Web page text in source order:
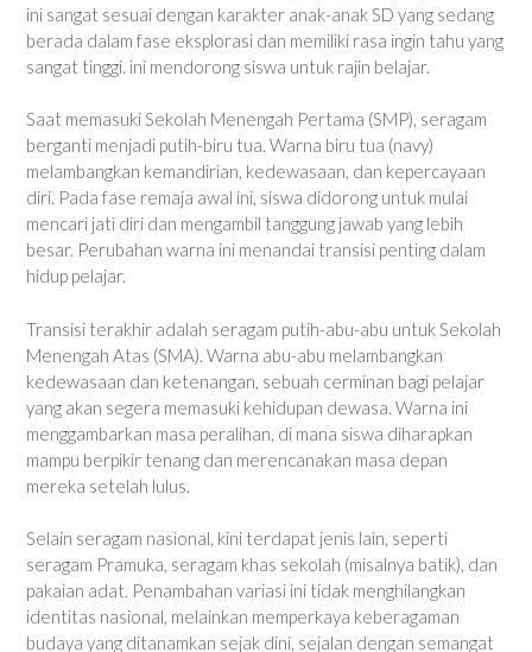
ini sangat sesuai dengan karakter anak-anak SD yang sedang
berada dalam fase eksplorasi dan memiliki rasa ingin tahu yang
sangat tinggi. ini mendorong siswa untuk rajin belajar.
Saat memasuki Sekolah Menengah Pertama (SMP), seragam
berganti menjadi putih-biru tua. Warna biru tua (navy)
melambangkan kemandirian, kedewasaan, dan kepercayaan
diri. Pada fase remaja awal ini, siswa didorong untuk mulai
mencari jati diri dan mengambil tanggung jawab yang lebih
besar. Perubahan warna ini menandai transisi penting dalam
hidup pelajar.
Transisi terakhir adalah seragam putih-abu-abu untuk Sekolah
Menengah Atas (SMA). Warna abu-abu melambangkan
kedewasaan dan ketenangan, sebuah cerminan bagi pelajar
yang akan segera memasuki kehidupan dewasa. Warna ini
menggambarkan masa peralihan, di mana siswa diharapkan
mampu berpikir tenang dan merencanakan masa depan
mereka setelah lulus.
Selain seragam nasional, kini terdapat jenis lain, seperti
seragam Pramuka, seragam khas sekolah (misalnya batik), dan
pakaian adat. Penambahan variasi ini tidak menghilangkan
identitas nasional, melainkan memperkaya keberagaman
budaya yang ditanamkan sejak dini, sejalan dengan semangat